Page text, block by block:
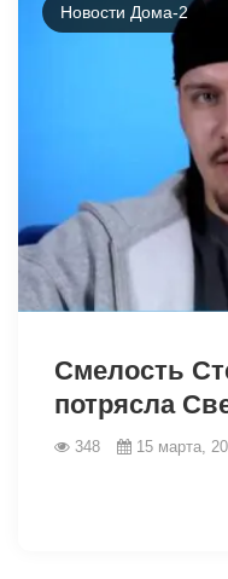
Новости Дома-2
Смелость
потрясла
348 15 марта,